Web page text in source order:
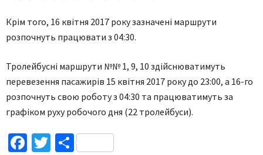
Крім того, 16 квітня 2017 року зазначені маршрути
розпочнуть працювати з 04:30.
Тролейбусні маршрути №№ 1, 9, 10 здійснюватимуть
перевезення пасажирів 15 квітня 2017 року до 23:00, а 16-го
розпочнуть свою роботу з 04:30 та працюватимуть за
графіком руху робочого дня (22 тролейбуси).
Facebook
TwitterПоділитися